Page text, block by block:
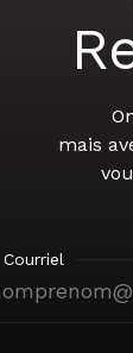
mais
Courriel